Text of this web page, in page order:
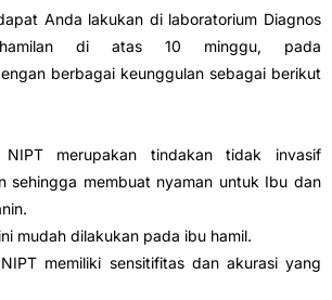
Anda lakukan di laboratorium Diagnos
di atas 10 minggu, pada
berbagai keunggulan sebagai berikut
NIPT merupakan tindakan tidak invasif
sehingga membuat nyaman untuk Ibu dan
mudah dilakukan pada ibu hamil.
memiliki sensitifitas dan akurasi yang